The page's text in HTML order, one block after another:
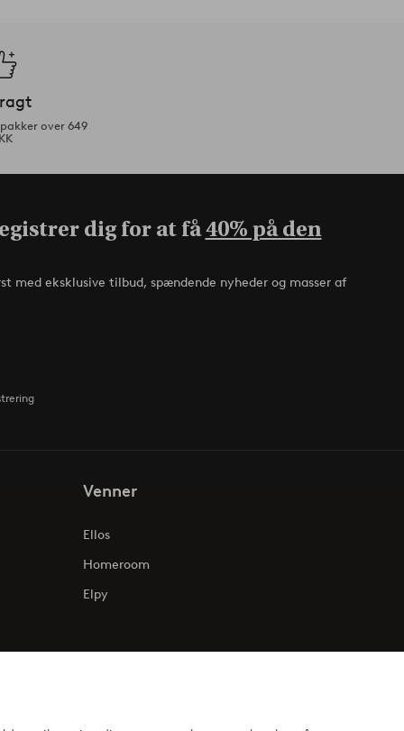
over 649
dig for at få40% på den
med eksklusive tilbud, spændende nyheder og masser af
Venner
Ellos
Homeroom
Elpy